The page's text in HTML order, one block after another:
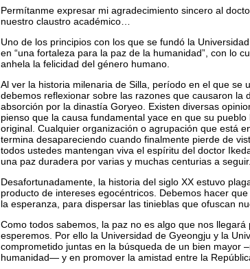
Permítanme expresar mi agradecimiento sincero al
nuestro claustro académico…
Uno de los principios con los que se fundó la
en “una fortaleza para la paz de la humanidad”, con lo
anhela la felicidad del género humano.
Al ver la historia milenaria de Silla, período en el que se
debemos reflexionar sobre las razones que causaron la
absorción por la dinastía Goryeo. Existen diversas
pienso que la causa fundamental yace en que su
original. Cualquier organización o agrupación que está
termina desapareciendo cuando finalmente pierde de
todos ustedes mantengan viva el espíritu del doctor
una paz duradera por varias y muchas centurias a seguir.
Desafortunadamente, la historia del siglo XX estuvo
producto de intereses egocéntricos. Debemos hacer
la esperanza, para dispersar las tinieblas que ofuscan
Como todos sabemos, la paz no es algo que nos
esperemos. Por ello la Universidad de Gyeongju y la
comprometido juntas en la búsqueda de un bien mayor
humanidad— y en promover la amistad entre la